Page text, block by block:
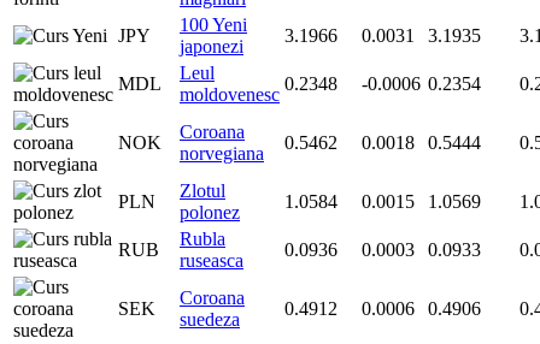
JPY
100 Yeni
japonezi
3.1966 0.0031 3.1935
MDL
Leul
moldovenesc
0.2348 -0.0006 0.2354
NOK
Coroana
norvegiana
0.5462 0.0018 0.5444
PLN
Zlotul
polonez
1.0584 0.0015 1.0569
RUB
Rubla
ruseasca
0.0936 0.0003 0.0933
SEK
Coroana
suedeza
0.4912 0.0006 0.4906